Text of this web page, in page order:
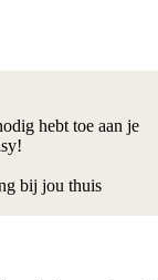
hebt toe aan je
bij jou thuis